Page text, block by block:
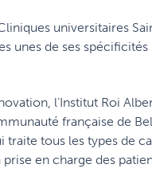
universitaires
unes de ses spécificités
l’Institut Roi
française de
tous les types de
en charge des